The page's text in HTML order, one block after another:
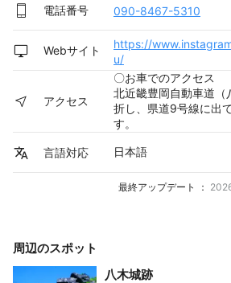
電話番号 090-8467-5310
Webサイト
https://
u/
アクセス
〇お車でのアクセス
北近畿豊岡自動車道（
折し、県道9号線に出
す。
言語対応 日本語
最終アップデート ：
周辺のスポット
八木城跡